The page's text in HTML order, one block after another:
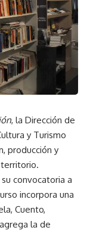
, la Dirección de
y Turismo
producción y
convocatoria a
incorpora una
Cuento,
la de